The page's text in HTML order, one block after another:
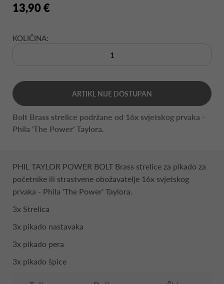
13,90 €
KOLIČINA:
ARTIKL NIJE DOSTUPAN
Bolt Brass strelice podržane od 16x svjetskog prvaka -
Phila 'The Power' Taylora.
PHIL TAYLOR POWER BOLT Brass strelice za pikado za
početnike ili strastvene obožavatelje 16x svjetskog
prvaka - Phila 'The Power' Taylora.
3x Strelica
3x pikado nastavaka
3x pikado pera
3x pikado špice